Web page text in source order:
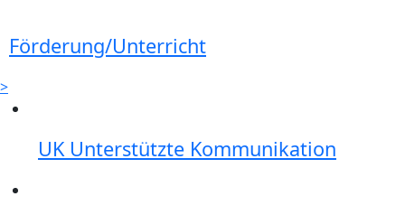
Förderung/Unterricht
>
UK Unterstützte Kommunikation